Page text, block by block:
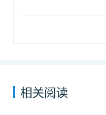
相关阅读